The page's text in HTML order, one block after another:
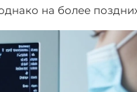
на более